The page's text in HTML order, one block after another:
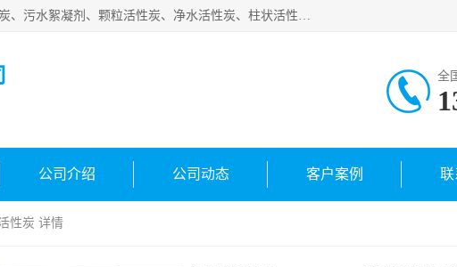
北京中航豫泓环保技术有限公司主要生产经营蜂窝状活性炭、椰子壳活性炭、污水絮凝剂、颗粒活性炭、净水活性炭、柱状活性炭等水处理和空气净化产品，品质信赖、服务保障。是您理想的合作伙伴。欢迎来电咨询！
全
公司介绍 公司动态 客户案例 联
性炭 详情